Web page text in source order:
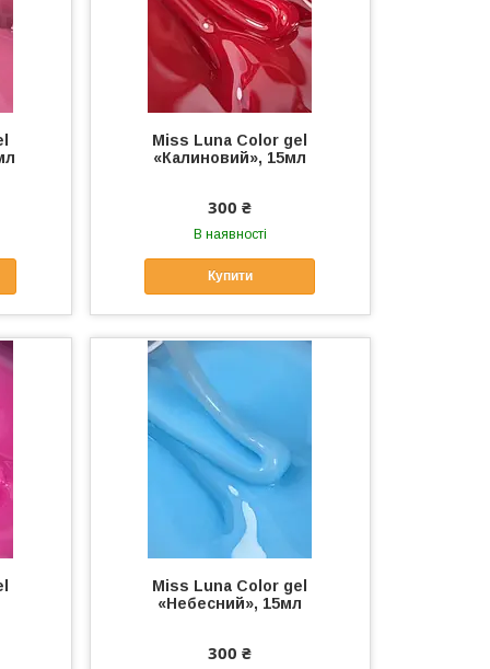
Miss Luna Color gel
«Калиновий», 15мл
300 ₴
В наявності
Купити
Miss Luna Color gel
«Небесний», 15мл
300 ₴